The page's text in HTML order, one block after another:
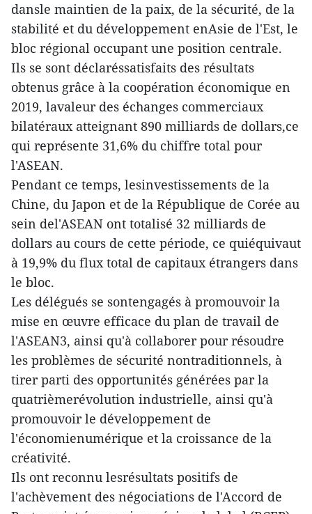
dansle maintien de la paix, de la sécurité, de la
stabilité et du développement enAsie de l'Est, le
bloc régional occupant une position centrale.
Ils se sont déclaréssatisfaits des résultats
obtenus grâce à la coopération économique en
2019, lavaleur des échanges commerciaux
bilatéraux atteignant 890 milliards de dollars,ce
qui représente 31,6% du chiffre total pour
l'ASEAN.
Pendant ce temps, lesinvestissements de la
Chine, du Japon et de la République de Corée au
sein del'ASEAN ont totalisé 32 milliards de
dollars au cours de cette période, ce quiéquivaut
à 19,9% du flux total de capitaux étrangers dans
le bloc.
Les délégués se sontengagés à promouvoir la
mise en œuvre efficace du plan de travail de
l'ASEAN3, ainsi qu'à collaborer pour résoudre
les problèmes de sécurité nontraditionnels, à
tirer parti des opportunités générées par la
quatrièmerévolution industrielle, ainsi qu'à
promouvoir le développement de
l'économienumérique et la croissance de la
créativité.
Ils ont reconnu lesrésultats positifs de
l'achèvement des négociations de l'Accord de